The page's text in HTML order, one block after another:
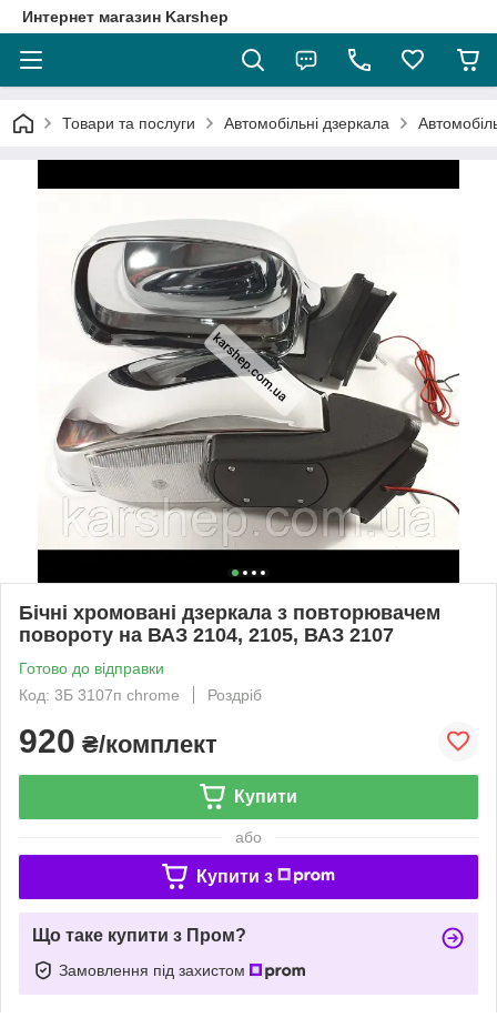
Интернет магазин Karshep
Товари та послуги Автомобільні дзеркала
Бічні хромовані дзеркала з повторювачем
повороту на ВАЗ 2104, 2105, ВАЗ 2107
Готово до відправки
Код: 3Б 3107п chrome
Роздріб
920 ₴/комплект
Купити
або
Купити з
Що таке купити з Пром?
Замовлення під захистом